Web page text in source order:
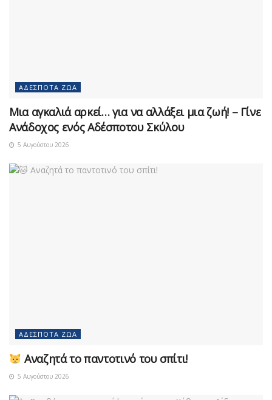
ΑΔΈΣΠΟΤΑ ΖΏΑ
Μια αγκαλιά αρκεί… για να αλλάξει μια ζωή! – Γίνε
Ανάδοχος ενός Αδέσποτου Σκύλου
5 Αυγούστου 2026
ΑΔΈΣΠΟΤΑ ΖΏΑ
Αναζητά το παντοτινό του σπίτι!
5 Αυγούστου 2026